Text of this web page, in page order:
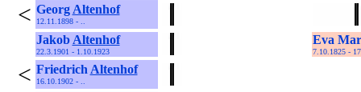
< Georg Altenhof
12.11.1898 - ..
Jakob Altenhof
22.3.1901 - 1.10.1923
Eva
7.10.1825 -
< Friedrich Altenhof
16.10.1902 - ..